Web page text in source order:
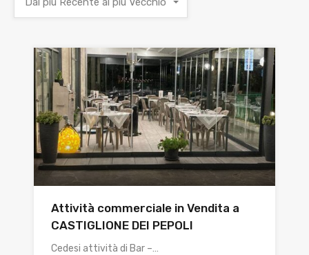
Attività commerciale in Vendita a
CASTIGLIONE DEI PEPOLI
Cedesi attività di Bar –…